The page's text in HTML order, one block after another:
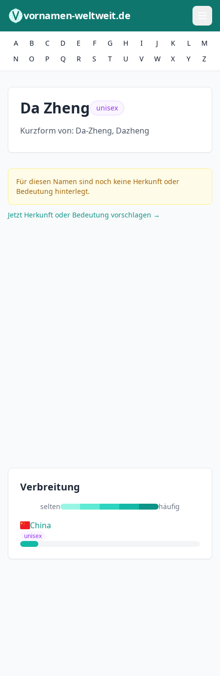
vornamen-weltweit.de
A B C D E F G H I J K L
M
N
O P Q R S T U V W X Y Z
Da Zheng unisex
Kurzform von: Da-Zheng, Dazheng
Für diesen Namen sind noch keine Herkunft oder
Bedeutung hinterlegt.
Jetzt Herkunft oder Bedeutung vorschlagen →
Verbreitung
selten häufig
China
unisex